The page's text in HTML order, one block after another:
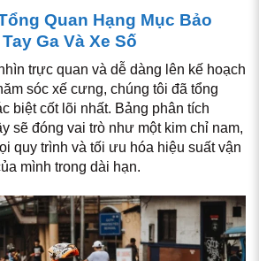
Quan Hạng Mục Bảo
Ga Và Xe Số
trực quan và dễ dàng lên kế hoạch
sóc xế cưng, chúng tôi đã tổng
biệt cốt lõi nhất. Bảng phân tích
sẽ đóng vai trò như một kim chỉ nam,
quy trình và tối ưu hóa hiệu suất vận
mình trong dài hạn.